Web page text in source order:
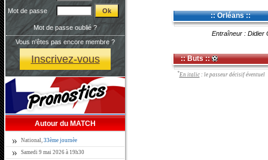
Mot de passe
Mot de passe oublié ?
Vous n'êtes pas encore membre ?
Inscrivez-vous
Autour du MATCH
National, 33ème journèe
Samedi 9 mai 2026 à 19h30
:: Orléans ::
Entraîneur : Didier
:: Buts ::
*En italic: le passeur décisif éventuel